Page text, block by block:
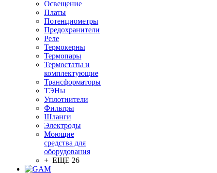
Освещение
Платы
Потенциометры
Предохранители
Реле
Термокерны
Термопары
Термостаты и
комплектующие
Трансформаторы
ТЭНы
Уплотнители
Фильтры
Шланги
Электроды
Моющие
средства для
оборудования
+ ЕЩЕ 26